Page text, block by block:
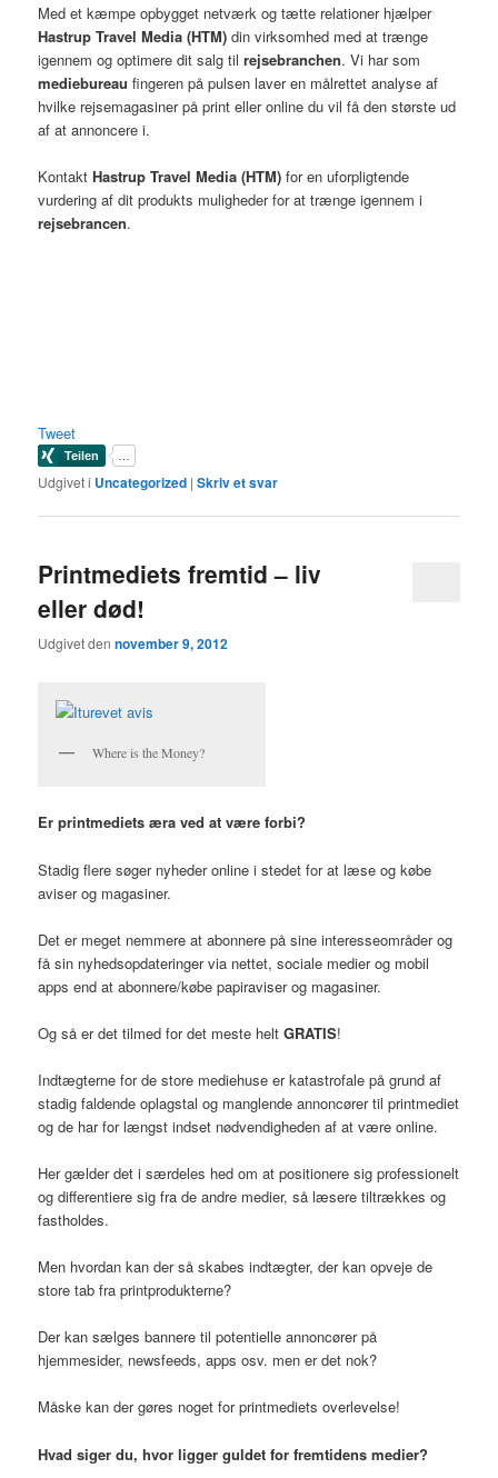
Med et kæmpe opbygget netværk og tætte relationer hjælper
Hastrup Travel Media (HTM)din virksomhed med at trænge
igennem og optimere dit salg tilrejsebranchen. Vi har som
mediebureau fingeren på pulsen laver en målrettet analyse af
hvilke rejsemagasiner på print eller online du vil få den største ud
af at annoncere i.
KontaktHastrup Travel Media (HTM) for en uforpligtende
vurdering af dit produkts muligheder for at trænge igennem i
rejsebrancen.
Tweet
Udgivet i Uncategorized |Skriv et svar
Printmediets fremtid – liv
eller død!
Udgivet dennovember 9, 2012
Where is the Money?
Er printmediets æra ved at være forbi?
Stadig flere søger nyheder online i stedet for at læse og købe
aviser og magasiner.
Det er meget nemmere at abonnere på sine interesseområder og
få sin nyhedsopdateringer via nettet, sociale medier og mobil
apps end at abonnere/købe papiraviser og magasiner.
Og så er det tilmed for det meste heltGRATIS!
Indtægterne for de store mediehuse er katastrofale på grund af
stadig faldende oplagstal og manglende annoncører til printmediet
og de har for længst indset nødvendigheden af at være online.
Her gælder det i særdeles hed om at positionere sig professionelt
og differentiere sig fra de andre medier, så læsere tiltrækkes og
fastholdes.
Men hvordan kan der så skabes indtægter, der kan opveje de
store tab fra printprodukterne?
Der kan sælges bannere til potentielle annoncører på
hjemmesider, newsfeeds, apps osv. men er det nok?
Måske kan der gøres noget for printmediets overlevelse!
Hvad siger du, hvor ligger guldet for fremtidens medier?